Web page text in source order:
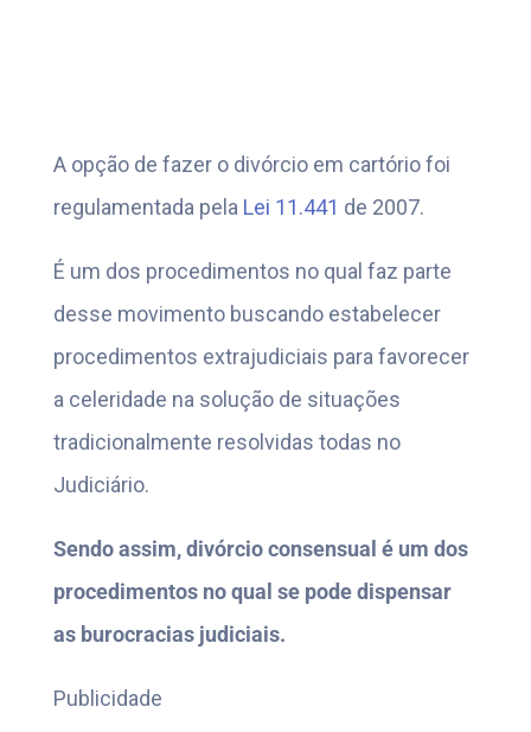
A opção de fazer o divórcio em cartório foi
regulamentada pela Lei 11.441 de 2007.
É um dos procedimentos no qual faz parte
desse movimento buscando estabelecer
procedimentos extrajudiciais para favorecer
a celeridade na solução de situações
tradicionalmente resolvidas todas no
Judiciário.
Sendo assim, divórcio consensual é um dos
procedimentos no qual se pode dispensar
as burocracias judiciais.
Publicidade